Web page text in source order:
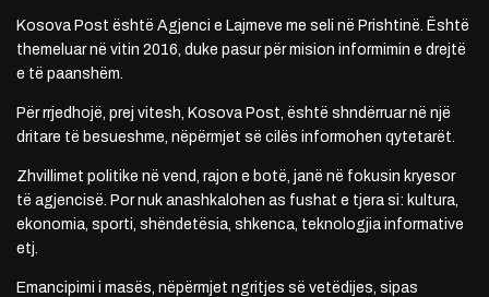
Kosova Post është Agjenci e Lajmeve me seli në Prishtinë. Është
themeluar në vitin 2016, duke pasur për mision informimin e drejtë
e të paanshëm.
Për rrjedhojë, prej vitesh, Kosova Post, është shndërruar në një
dritare të besueshme, nëpërmjet së cilës informohen qytetarët.
Zhvillimet politike në vend, rajon e botë, janë në fokusin kryesor
të agjencisë. Por nuk anashkalohen as fushat e tjera si: kultura,
ekonomia, sporti, shëndetësia, shkenca, teknologjia informative
etj.
Emancipimi i masës, nëpërmjet ngritjes së vetëdijes, sipas